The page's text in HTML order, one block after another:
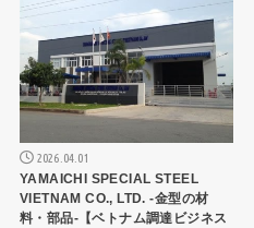
2026.04.01
YAMAICHI SPECIAL STEEL
VIETNAM CO., LTD. -金型の材
料・部品-【ベトナム調達ビジネス